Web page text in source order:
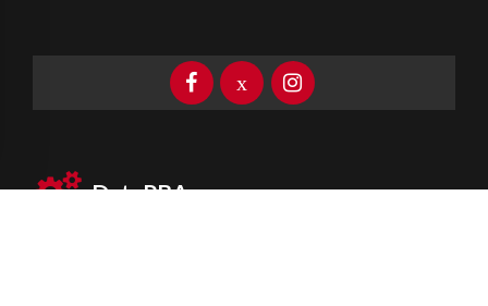
DataPBA